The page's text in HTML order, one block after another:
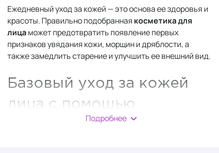
Ежедневный уход за кожей — это основа ее здоровья и
красоты. Правильно подобранная косметика для
лицаможет предотвратить появление первых
признаков увядания кожи, морщин и дряблости, а
также замедлить старение и улучшить ее внешний вид.
Базовый уход за кожей
лица с помощью
косметикиПодробнее